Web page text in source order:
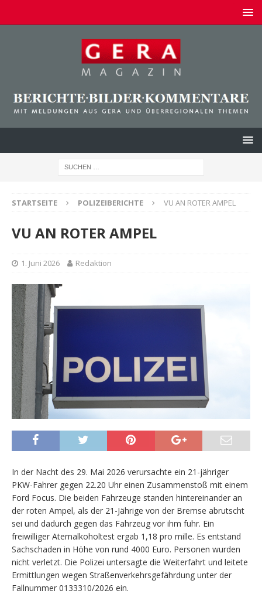
STARTSEITE POLIZEIBERICHTE VU AN ROTER AMPEL
VU AN ROTER AMPEL
1. Juni 2026 Redaktion
In der Nacht des 29. Mai 2026 verursachte ein 21-jähriger
PKW-Fahrer gegen 22.20 Uhr einen Zusammenstoß mit einem
Ford Focus. Die beiden Fahrzeuge standen hintereinander an
der roten Ampel, als der 21-Jährige von der Bremse abrutscht
sei und dadurch gegen das Fahrzeug vor ihm fuhr. Ein
freiwilliger Atemalkoholtest ergab 1,18 pro mille. Es entstand
Sachschaden in Höhe von rund 4000 Euro. Personen wurden
nicht verletzt. Die Polizei untersagte die Weiterfahrt und leitete
Ermittlungen wegen Straßenverkehrsgefährdung unter der
Fallnummer 0133310/2026 ein.